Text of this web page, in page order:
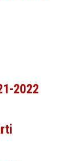
2022